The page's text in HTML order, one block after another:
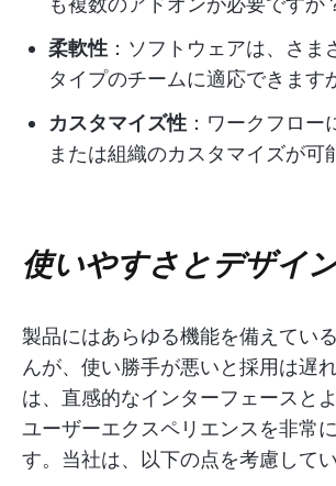
柔軟性 ：ソフトウェアは、さま
タイプのチームに適応できます
カスタマイズ性 ：ワークフロー
または組織のカスタマイズが可
使いやすさとデザイ
製品にはあらゆる機能を備えてい
んが、使い勝手が悪いと採用は遅
は、直感的なインターフェースと
ユーザーエクスペリエンスを非常
す。当社は、以下の点を考慮してい